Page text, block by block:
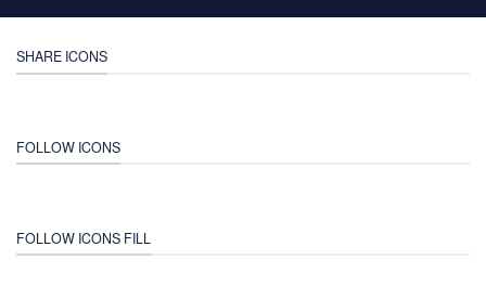
SHARE ICONS
FOLLOW ICONS
FOLLOW ICONS FILL